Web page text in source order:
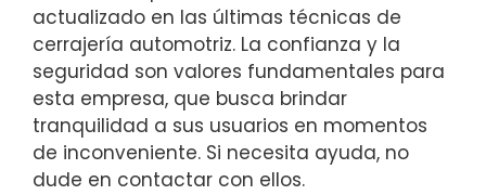
actualizado en las últimas técnicas de
cerrajería automotriz. La confianza y la
seguridad son valores fundamentales para
esta empresa, que busca brindar
tranquilidad a sus usuarios en momentos
de inconveniente. Si necesita ayuda, no
dude en contactar con ellos.